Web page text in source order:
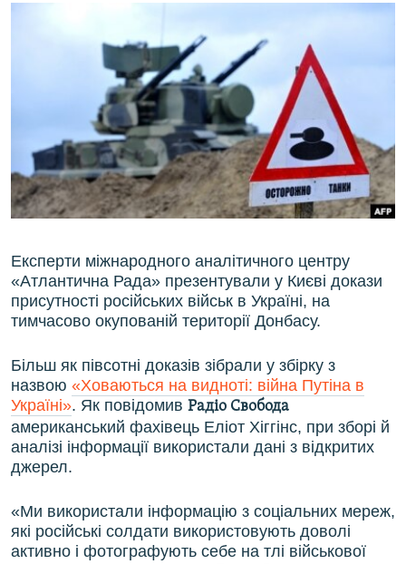
СПЕЦПРОЕКТИ
ВІДЕОУРОКИ «ELIFBE»
СВІДЧЕННЯ ОКУПАЦІЇ
УКРАЇНСЬКА ПРОБЛЕМА КРИМУ
ІНФОГРАФІКА
ЯК ОБІЙТИ БЛОКУВАННЯ
Qırımtatar
ДОЛУЧАЙСЯ!
Усі сайти RFE/RL
Експерти міжнародного аналітичного центру
«Атлантична Рада» презентували у Києві докази
присутності російських військ в Україні, на
тимчасово окупованій території Донбасу.
Більш як півсотні доказів зібрали у збірку з
назвою «Ховаються на видноті: війна Путіна в
Україні». Як повідомив Радіо Свобода
американський фахівець Еліот Хіггінс, при зборі й
аналізі інформації використали дані з відкритих
джерел.
«Ми використали інформацію з соціальних мереж,
які російські солдати використовують доволі
активно і фотографують себе на тлі військової